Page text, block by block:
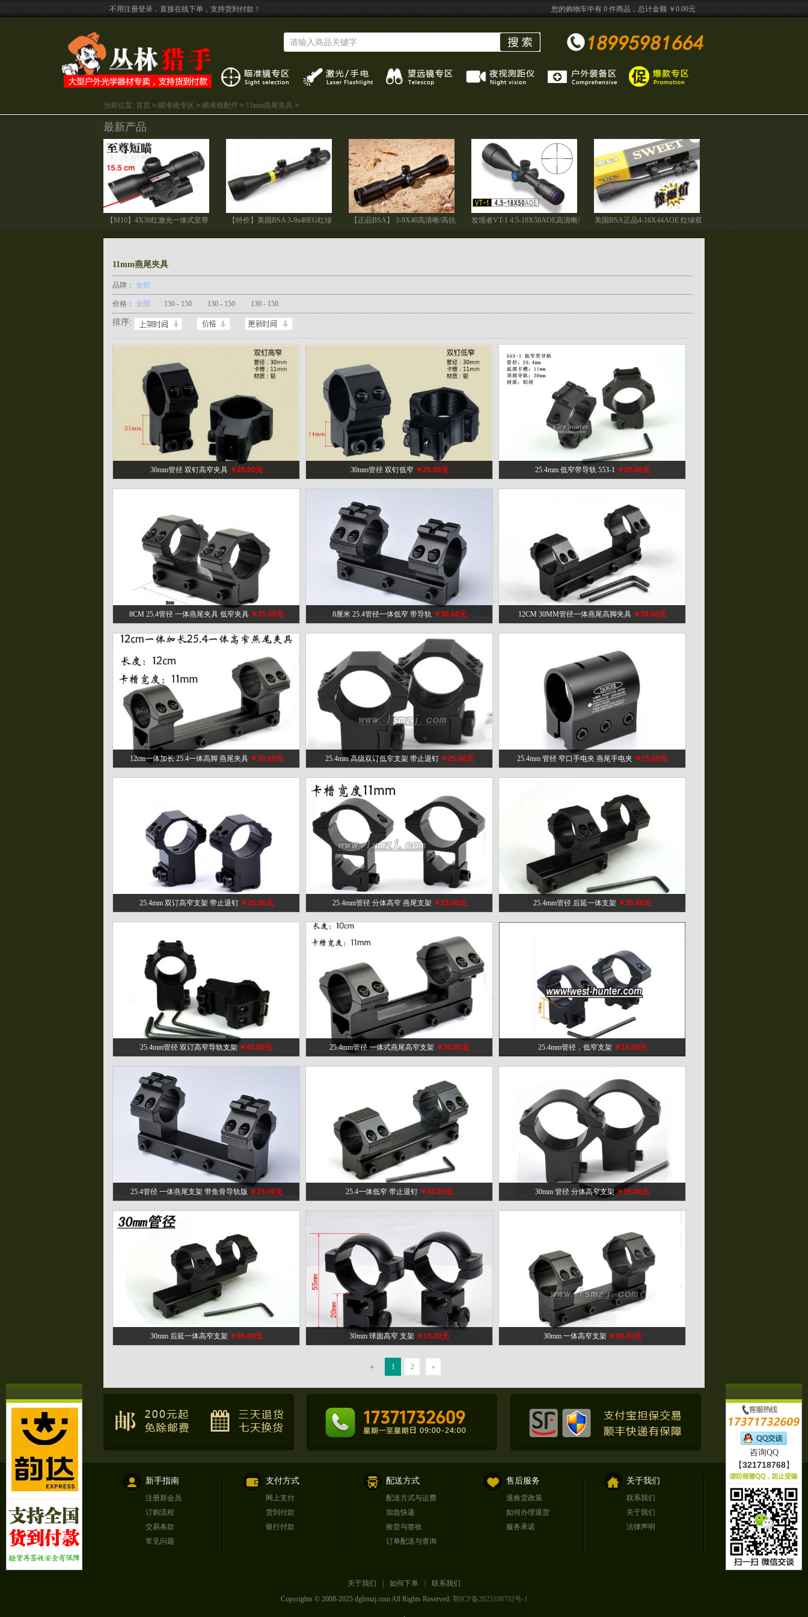
您的购物车中有 0 件商品，总计金额 ￥0.00元
不用注册登录，直接在线下单，支持货到付款！
当前位置: 首页 > 瞄准镜专区 > 瞄准镜配件 > 11mm燕尾夹具 >
最新产品
【M10】4X30红激光一体式至尊
【特价】美国BSA 3-9x40EG红绿
【正品BSA】 3-9X40高清晰/高抗
发现者VT-1 4.5-18X50AOE高清晰/
美国BSA正品4-16X44AOE 红绿双
11mm燕尾夹具
品牌： 全部
价格： 全部 130 - 150 130 - 150 130 - 150
排序:
30mm管径 双钉高窄夹具 ￥25.00元 30mm管径 双钉低窄 ￥25.00元 25.4mm 低窄带导轨 553-1 ￥20.00元
8CM 25.4管径 一体燕尾夹具 低窄夹具 ￥25.00元 8厘米 25.4管径一体低窄 带导轨 ￥30.00元 12CM 30MM管径一体燕尾高脚夹具 ￥30.00元
12cm一体加长 25.4一体高脚 燕尾夹具 ￥30.00元 25.4mm 高级双订低窄支架 带止退钉 ￥25.00元 25.4mm 管径 窄口手电夹 燕尾手电夹 ￥15.00元
25.4mm 双订高窄支架 带止退钉 ￥25.00元 25.4mm管径 分体高窄 燕尾支架 ￥15.00元 25.4mm管径 后延一体支架 ￥35.00元
25.4mm管径 双订高窄导轨支架 ￥45.00元 25.4mm管径 一体式燕尾高窄支架 ￥30.00元 25.4mm管径，低窄支架 ￥15.00元
25.4管径 一体燕尾支架 带鱼骨导轨版 ￥35.00元 25.4一体低窄 带止退钉 ￥30.00元 30mm 管径 分体高窄支架 ￥15.00元
30mm 后延一体高窄支架 ￥35.00元 30mm 球面高窄 支架 ￥15.00元 30mm 一体高窄支架 ￥30.00元
« 1 2 »
新手指南
注册新会员
订购流程
交易条款
常见问题
支付方式
网上支付
货到付款
银行付款
配送方式
配送方式与运费
加急快递
验货与签收
订单配送与查询
售后服务
退换货政策
如何办理退货
服务承诺
关于我们
联系我们
关于我们
法律声明
关于我们 如何下单
联系我们
Copyrights © 2008-2025 dglrmzj.com All Rights Reserved. 鄂ICP备2025108792号-1
咨询QQ
【321718768】